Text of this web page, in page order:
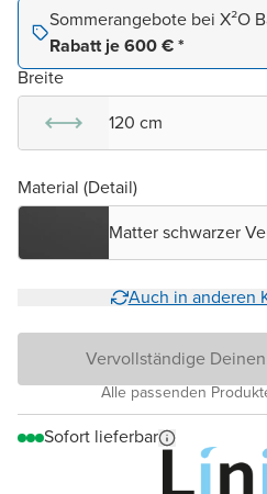
Sommerangebote bei X²O
Rabatt je 600 € *
Breite
120 cm
Material (Detail)
Matter schwarzer
Auch in anderen
Vervollständige
Alle passenden
Sofort lieferbar